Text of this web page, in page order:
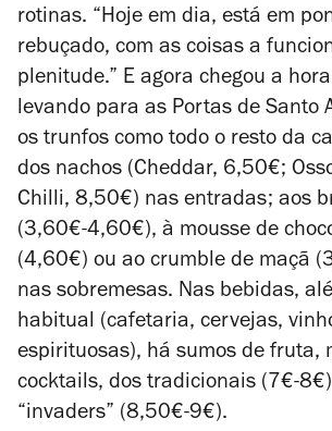
rotinas. “Hoje em dia, está em
rebuçado, com as coisas a
plenitude.” E agora chegou a
levando para as Portas de Santo
os trunfos como todo o resto da
dos nachos (Cheddar, 6,50€;
Chilli, 8,50€) nas entradas; aos
(3,60€-4,60€), à mousse de
(4,60€) ou ao crumble de maçã
nas sobremesas. Nas bebidas,
habitual (cafetaria, cervejas,
espirituosas), há sumos de fruta,
cocktails, dos tradicionais (7€-
“invaders” (8,50€-9€).